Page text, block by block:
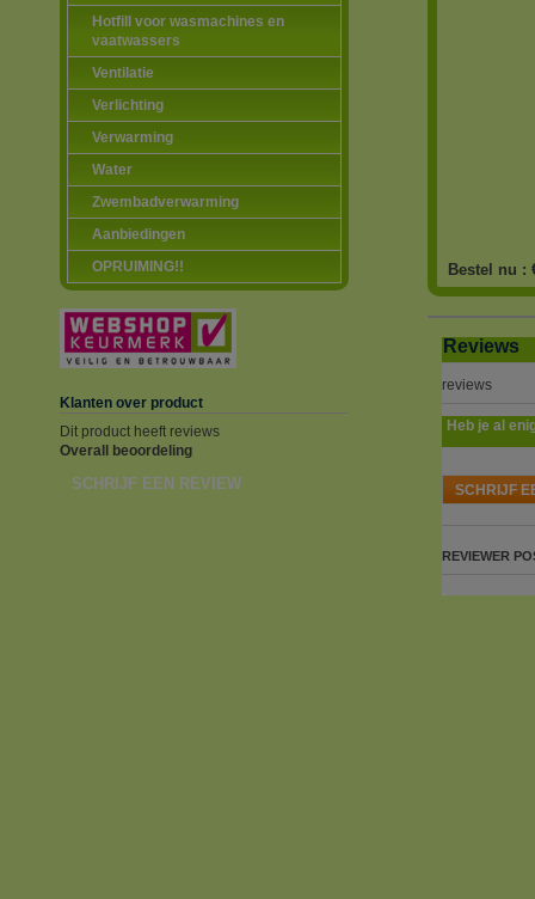
Hotfill voor wasmachines en
vaatwassers
Ventilatie
Verlichting
Verwarming
Water
Zwembadverwarming
Aanbiedingen
OPRUIMING!!
Klanten over product
Dit product heeft reviews
Overall beoordeling
SCHRIJF EEN REVIEW
Bestel nu :
Reviews
reviews
Heb je al
SCHRIJF
REVIEWER